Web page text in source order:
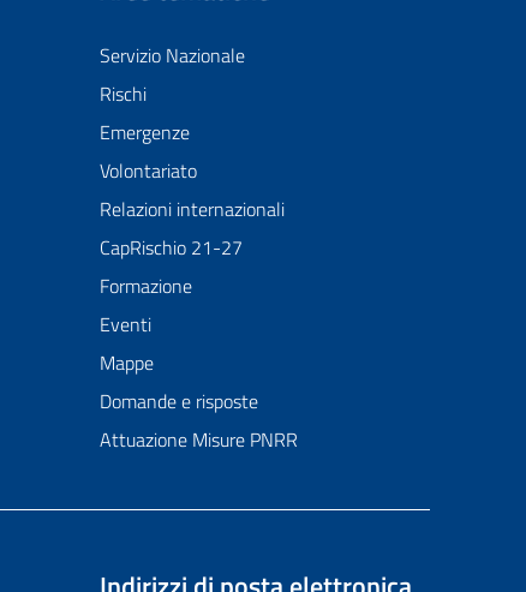
Servizio Nazionale
Rischi
Emergenze
Volontariato
Relazioni internazionali
CapRischio 21-27
Formazione
Eventi
Mappe
Domande e risposte
Attuazione Misure PNRR